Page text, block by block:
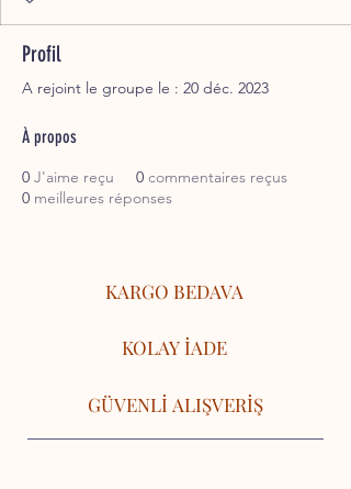
Profil
A rejoint le groupe le : 20 déc. 2023
À propos
0 J'aime reçu 0 commentaires reçus
0 meilleures réponses
KARGO BEDAVA
KOLAY İADE
GÜVENLİ ALIŞVERİŞ